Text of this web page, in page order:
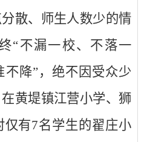
散、师生人数少的情
“不漏一校、不落一
降”，绝不因受众少
黄堤镇江营小学、狮
有7名学生的翟庄小